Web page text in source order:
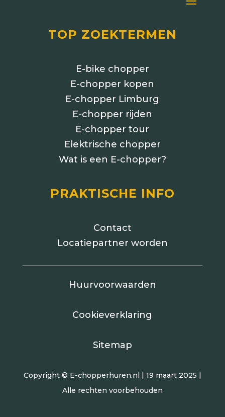
TOP ZOEKTERMEN
E-bike chopper
E-chopper kopen
E-chopper Limburg
E-chopper rijden
E-chopper tour
Elektrische chopper
Wat is een E-chopper?
PRAKTISCHE INFO
Contact
Locatiepartner worden
Huurvoorwaarden
Cookieverklaring
Sitemap
Copyright © E-chopperhuren.nl | 19 maart 2025 |
Alle rechten voorbehouden